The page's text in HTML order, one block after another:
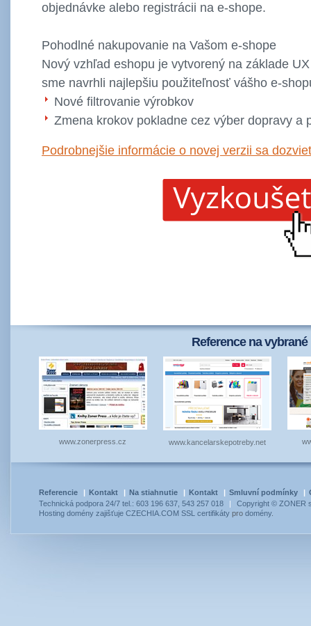
objednávke alebo registrácii na e-shope.
Pohodlné nakupovanie na Vašom e-shope
Nový vzhľad eshopu je vytvorený na základe
sme navrhli najlepšiu použiteľnosť vášho e-
Nové filtrovanie výrobkov
Zmena krokov pokladne cez výber dopravy a
Podrobnejšie informácie o novej verzii sa
Reference na
www.zonerpress.cz www.kancelarskepotreby.net
Referencie | Kontakt | Na stiahnutie | Kontakt | Smluvní podmínky |
Technická podpora 24/7 tel.: 603 196 637, 543 257 018
|
Copyright © ZONER
Hosting domény zajišťuje CZECHIA.COM SSL certifikáty pro domény.